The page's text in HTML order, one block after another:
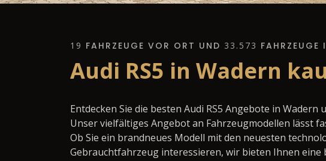
19 FAHRZEUGE VOR ORT UND 33.573 FAHRZEUGE
Audi RS5 in Wadern
Entdecken Sie die besten Audi RS5 Angebote in
Unser vielfältiges Angebot an Fahrzeugmodellen lässt
Ob Sie ein brandneues Modell mit den neuesten
Gebrauchtfahrzeug interessieren, wir bieten Ihnen eine